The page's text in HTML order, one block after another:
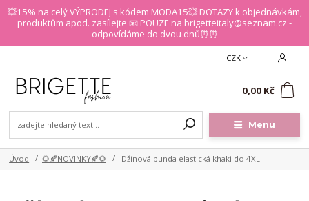
💥15% na celý VÝPRODEJ s kódem MODA15💥 DOTAZY k objednávkám,
produktům apod. zasílejte 📧 POUZE na brigetteitaly@seznam.cz -
odpovídáme do dvou dnů⏰⏰
Menu
CZK
0,00 Kč
Úvod 🌻🍂NOVINKY🍂🌻 Džínová bunda elastická khaki do 4XL